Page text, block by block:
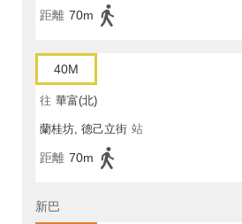
距離 70m
40M
往 華富(北)
蘭桂坊, 德己立街 站
距離 70m
新巴